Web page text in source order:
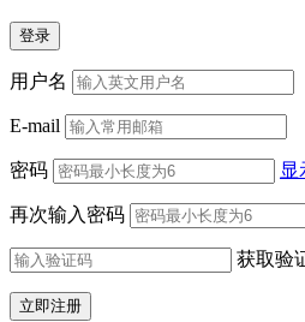
用户名
E-mail
密码 显
再次输入密码
获取验